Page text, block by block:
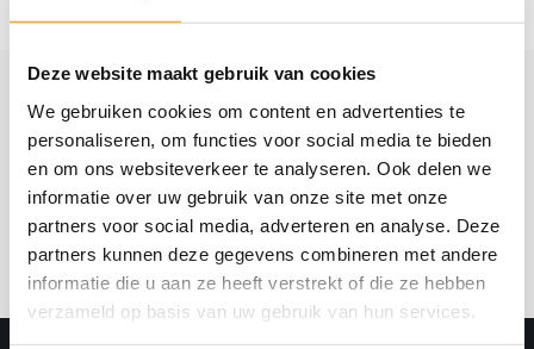
Deze website maakt gebruik van cookies
We gebruiken cookies om content en advertenties te
personaliseren, om functies voor social media te bieden
en om ons websiteverkeer te analyseren. Ook delen we
informatie over uw gebruik van onze site met onze
partners voor social media, adverteren en analyse. Deze
partners kunnen deze gegevens combineren met andere
informatie die u aan ze heeft verstrekt of die ze hebben
verzameld op basis van uw gebruik van hun services.
Schrijf je hier in voor onze nieuwsbrief
Ontvang onze nieuwste aanbiedingen en
kortingscodes
Abonneer